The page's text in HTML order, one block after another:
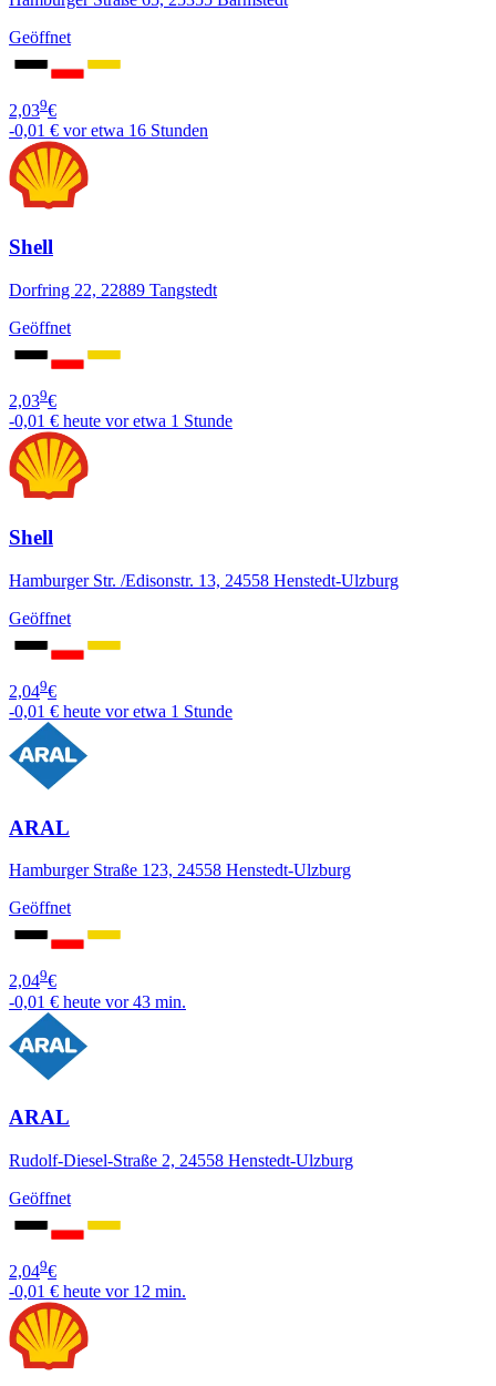
Geöffnet
2,039€
-0,01 € vor etwa 16 Stunden
Shell
Dorfring 22, 22889 Tangstedt
Geöffnet
2,039€
-0,01 € heute vor etwa 1 Stunde
Shell
Hamburger Str. /Edisonstr. 13, 24558 Henstedt-Ulzburg
Geöffnet
2,049€
-0,01 € heute vor etwa 1 Stunde
ARAL
Hamburger Straße 123, 24558 Henstedt-Ulzburg
Geöffnet
2,049€
-0,01 € heute vor 43 min.
ARAL
Rudolf-Diesel-Straße 2, 24558 Henstedt-Ulzburg
Geöffnet
2,049€
-0,01 € heute vor 12 min.